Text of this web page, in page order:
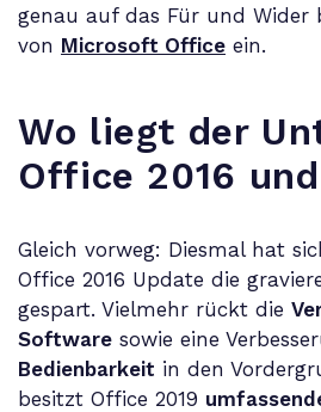
genau auf das Für und Wider
von Microsoft Office ein.
Wo liegt der
Office 2016
Gleich vorweg: Diesmal hat
Office 2016 Update die
gespart. Vielmehr rückt die
Software sowie eine
Bedienbarkeit in den
besitzt Office 2019